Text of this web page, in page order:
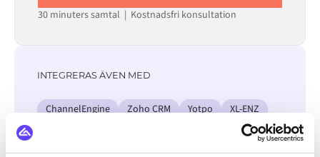
30 minuters samtal | Kostnadsfri konsultation
INTEGRERAS ÄVEN MED
ChannelEngine Zoho CRM Yotpo
XL-ENZ
Virto Commerce